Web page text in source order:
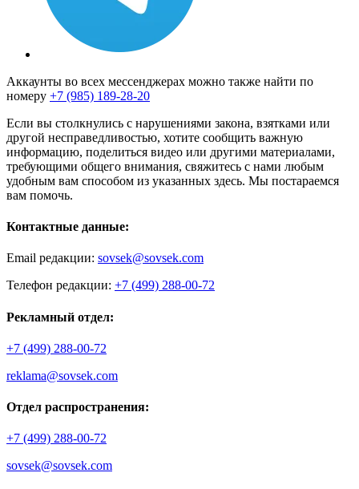
Аккаунты во всех мессенджерах можно также найти по
номеру +7 (985) 189-28-20
Если вы столкнулись с нарушениями закона, взятками или
другой несправедливостью, хотите сообщить важную
информацию, поделиться видео или другими материалами,
требующими общего внимания, свяжитесь с нами любым
удобным вам способом из указанных здесь. Мы постараемся
вам помочь.
Контактные данные:
Email редакции: sovsek@sovsek.com
Телефон редакции: +7 (499) 288-00-72
Рекламный отдел:
+7 (499) 288-00-72
reklama@sovsek.com
Отдел распространения:
+7 (499) 288-00-72
sovsek@sovsek.com